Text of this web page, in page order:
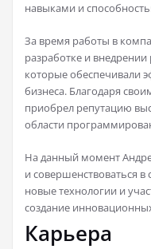
навыками и
За время работы в
разработке и
которые обеспечивали
бизнеса. Благодаря
приобрел репутацию
области
На данный момент
и совершенствоваться в
новые технологии и
создание
Карьера